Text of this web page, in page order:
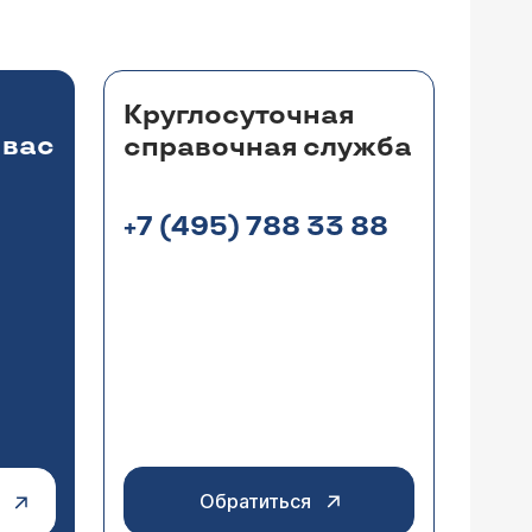
вызвать серьезные осложнения. При
приема) в наш Центр.
поднимать полную тревогу?
повязок, например, с мазью
можно удалить (манипуляция
и небольшие болевые ощущения в
Круглосуточная
справочная служба
+7 (495) 788 33 88
Обратиться